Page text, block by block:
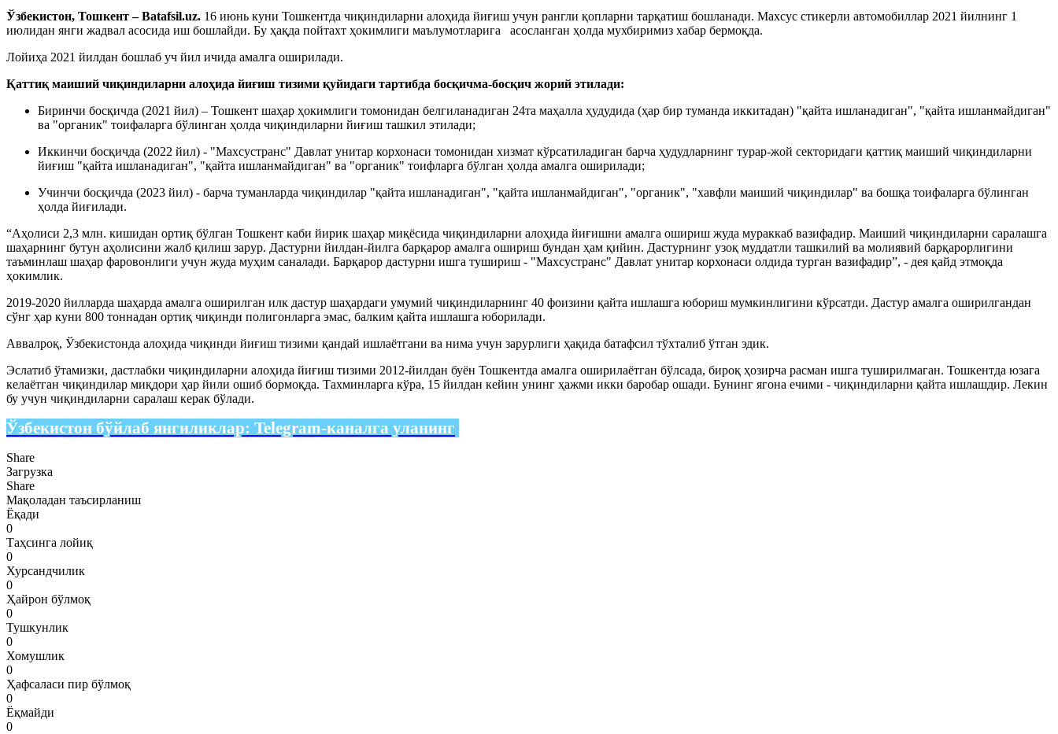
Ўзбекистон, Тошкент – Batafsil.uz. 16 июнь куни Тошкентда чиқиндиларни алоҳида йиғиш учун рангли қопларни тарқатиш бошланади. Махсус стикерли автомобиллар 2021 йилнинг 1
июлидан янги жадвал асосида иш бошлайди. Бу ҳақда пойтахт ҳокимлиги маълумотларига асосланган ҳолда мухбиримиз хабар бермоқда.
Лойиҳа 2021 йилдан бошлаб уч йил ичида амалга оширилади.
Қаттиқ маиший чиқиндиларни алоҳида йиғиш тизими қуйидаги тартибда босқичма-босқич жорий этилади:
Биринчи босқичда (2021 йил) – Тошкент шаҳар ҳокимлиги томонидан белгиланадиган 24та маҳалла ҳудудида (ҳар бир туманда иккитадан) "қайта ишланадиган", "қайта ишланмайдиган"
ва "органик" тоифаларга бўлинган ҳолда чиқиндиларни йиғиш ташкил этилади;
Иккинчи босқичда (2022 йил) - "Махсустранс" Давлат унитар корхонаси томонидан хизмат кўрсатиладиган барча ҳудудларнинг турар-жой секторидаги қаттиқ маиший чиқиндиларни
йиғиш "қайта ишланадиган", "қайта ишланмайдиган" ва "органик" тоифларга бўлган ҳолда амалга оширилади;
Учинчи босқичда (2023 йил) - барча туманларда чиқиндилар "қайта ишланадиган", "қайта ишланмайдиган", "органик", "хавфли маиший чиқиндилар" ва бошқа тоифаларга бўлинган
ҳолда йиғилади.
“Аҳолиси 2,3 млн. кишидан ортиқ бўлган Тошкент каби йирик шаҳар миқёсида чиқиндиларни алоҳида йиғишни амалга ошириш жуда мураккаб вазифадир. Маиший чиқиндиларни саралашга
шаҳарнинг бутун аҳолисини жалб қилиш зарур. Дастурни йилдан-йилга барқарор амалга ошириш бундан ҳам қийин. Дастурнинг узоқ муддатли ташкилий ва молиявий барқарорлигини
таъминлаш шаҳар фаровонлиги учун жуда муҳим саналади. Барқарор дастурни ишга тушириш - "Махсустранс" Давлат унитар корхонаси олдида турган вазифадир”, - дея қайд этмоқда
ҳокимлик.
2019-2020 йилларда шаҳарда амалга оширилган илк дастур шаҳардаги умумий чиқиндиларнинг 40 фоизини қайта ишлашга юбориш мумкинлигини кўрсатди. Дастур амалга оширилгандан
сўнг ҳар куни 800 тоннадан ортиқ чиқинди полигонларга эмас, балким қайта ишлашга юборилади.
Аввалроқ, Ўзбекистонда алоҳида чиқинди йиғиш тизими қандай ишлаётгани ва нима учун зарурлиги ҳақида батафсил тўхталиб ўтган эдик.
Эслатиб ўтамизки, дастлабки чиқиндиларни алоҳида йиғиш тизими 2012-йилдан буён Тошкентда амалга оширилаётган бўлсада, бироқ ҳозирча расман ишга туширилмаган. Тошкентда юзага
келаётган чиқиндилар миқдори ҳар йили ошиб бормоқда. Тахминларга кўра, 15 йилдан кейин унинг ҳажми икки баробар ошади. Бунинг ягона ечими - чиқиндиларни қайта ишлашдир. Лекин
бу учун чиқиндиларни саралаш керак бўлади.
Ўзбекистон бўйлаб янгиликлар: Telegram-каналга уланинг
Share
Загрузка
Share
Мақоладан таъсирланиш
Ёқади
0
Таҳсинга лойиқ
0
Хурсандчилик
0
Ҳайрон бўлмоқ
0
Тушкунлик
0
Хомушлик
0
Ҳафсаласи пир бўлмоқ
0
Ёқмайди
0